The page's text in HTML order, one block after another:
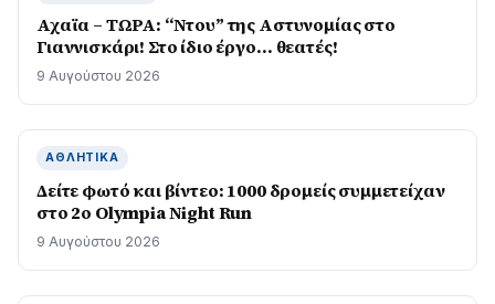
Αχαϊα – ΤΩΡΑ: “Ντου” της Αστυνομίας στο
Γιαννισκάρι! Στο ίδιο έργο… θεατές!
9 Αυγούστου 2026
ΑΘΛΗΤΙΚΆ
Δείτε φωτό και βίντεο: 1000 δρομείς συμμετείχαν
στο 2ο Olympia Night Run
9 Αυγούστου 2026